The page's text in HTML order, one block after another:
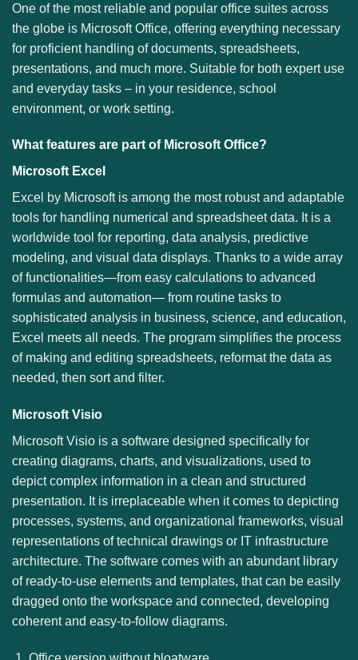
One of the most reliable and popular office suites across
the globe is Microsoft Office, offering everything necessary
for proficient handling of documents, spreadsheets,
presentations, and much more. Suitable for both expert use
and everyday tasks – in your residence, school
environment, or work setting.
What features are part of Microsoft Office?
Microsoft Excel
Excel by Microsoft is among the most robust and adaptable
tools for handling numerical and spreadsheet data. It is a
worldwide tool for reporting, data analysis, predictive
modeling, and visual data displays. Thanks to a wide array
of functionalities—from easy calculations to advanced
formulas and automation— from routine tasks to
sophisticated analysis in business, science, and education,
Excel meets all needs. The program simplifies the process
of making and editing spreadsheets, reformat the data as
needed, then sort and filter.
Microsoft Visio
Microsoft Visio is a software designed specifically for
creating diagrams, charts, and visualizations, used to
depict complex information in a clean and structured
presentation. It is irreplaceable when it comes to depicting
processes, systems, and organizational frameworks, visual
representations of technical drawings or IT infrastructure
architecture. The software comes with an abundant library
of ready-to-use elements and templates, that can be easily
dragged onto the workspace and connected, developing
coherent and easy-to-follow diagrams.